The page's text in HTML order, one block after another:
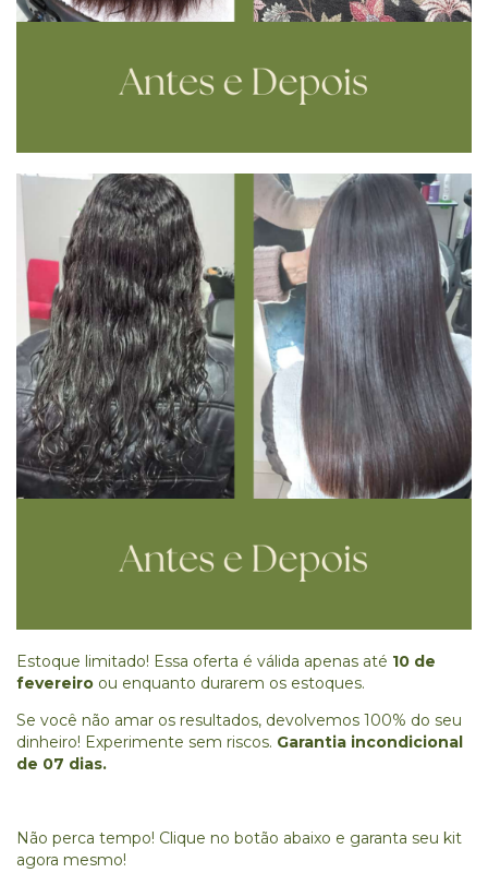
Estoque limitado! Essa oferta é válida apenas até 10 de
fevereiro ou enquanto durarem os estoques.
Se você não amar os resultados, devolvemos 100% do seu
dinheiro! Experimente sem riscos. Garantia incondicional
de 07 dias.
Não perca tempo! Clique no botão abaixo e garanta seu kit
agora mesmo!